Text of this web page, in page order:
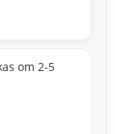
om 2-5